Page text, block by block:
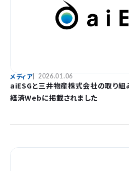
メディア 2026.01.06
aiESGと三井物産株式会社の取り組
経済Webに掲載されました